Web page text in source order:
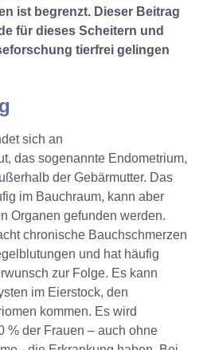
ist begrenzt. Dieser Beitrag
für dieses Scheitern und
tierfrei gelingen
sich an
das sogenannte Endometrium,
der Gebärmutter. Das
im Bauchraum, kann aber
Organen gefunden werden.
chronische Bauchschmerzen
und hat häufig
zur Folge. Es kann
im Eierstock, den
kommen. Es wird
% der Frauen – auch ohne